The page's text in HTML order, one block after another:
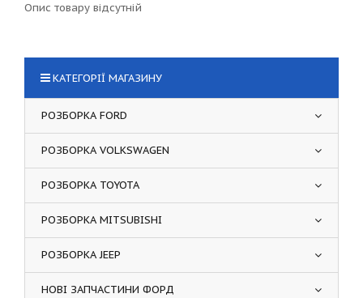
Опис товару відсутній
КАТЕГОРІЇ МАГАЗИНУ
РОЗБОРКА FORD
РОЗБОРКА VOLKSWAGEN
РОЗБОРКА TOYOTA
РОЗБОРКА MITSUBISHI
РОЗБОРКА JEEP
НОВІ ЗАПЧАСТИНИ ФОРД